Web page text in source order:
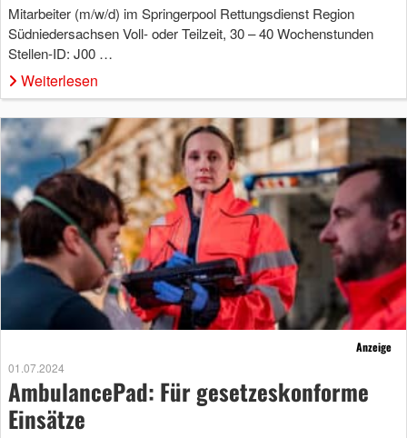
Mitarbeiter (m/w/d) im Springerpool Rettungsdienst Region
Südniedersachsen Voll- oder Teilzeit, 30 – 40 Wochenstunden
Stellen-ID: J00 …
Weiterlesen
Anzeige
01.07.2024
AmbulancePad: Für gesetzeskonforme
Einsätze